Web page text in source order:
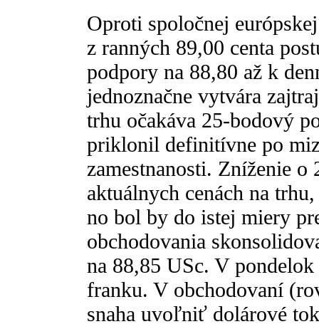
Oproti spoločnej
z ranných 89,00 centa
podpory na 88,80 až k
jednoznačne vytvára
trhu očakáva 25-bodový
priklonil definitívne po
zamestnanosti. Zníženie
aktuálnych cenách na
no bol by do istej miery
obchodovania
na 88,85 USc. V
franku. V obchodovaní
snaha uvoľniť dolárové